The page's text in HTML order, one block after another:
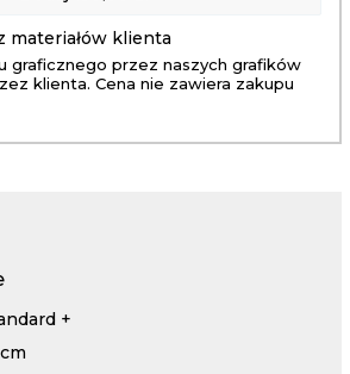
materiałów klienta
graficznego przez naszych grafików
klienta. Cena nie zawiera zakupu
+